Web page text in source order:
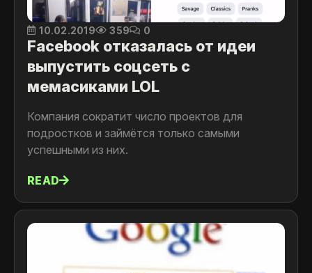
10.02.2019 359 0
Facebook отказалась от идеи
выпустить соцсеть с
мемасиками LOL
Компания сократит число проектов для
подростков и займётся только самыми
успешными из них.
READ